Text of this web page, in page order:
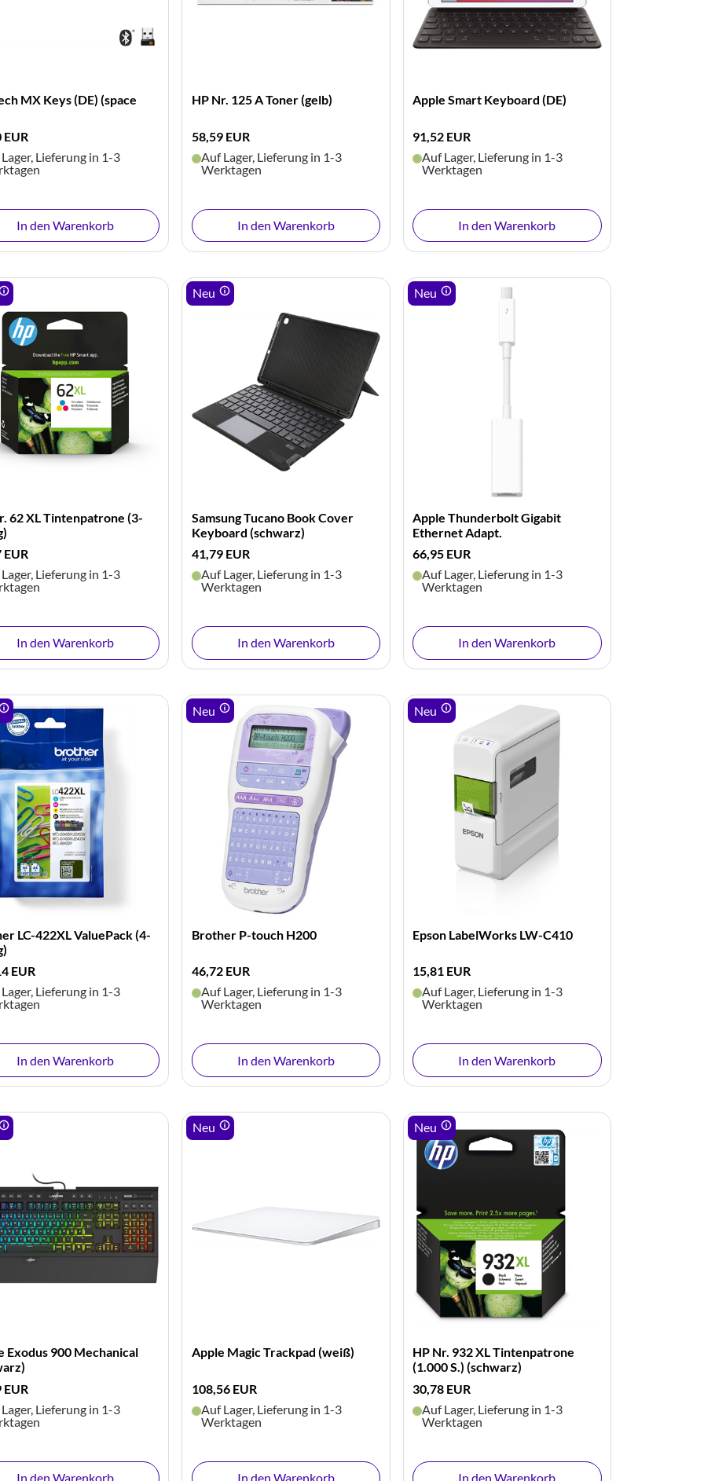
MX Keys (DE) (space
EUR
Lieferung in 1-3
In den Warenkorb
HP Nr. 125 A Toner (gelb)
58,59 EUR
Auf Lager, Lieferung in 1-3
Werktagen
In den Warenkorb
Apple Smart Keyboard (DE)
91,52 EUR
Auf Lager, Lieferung in 1-3
Werktagen
In den Warenkorb
62 XL Tintenpatrone (3-
EUR
Lieferung in 1-3
In den Warenkorb
Samsung Tucano Book Cover
Keyboard (schwarz)
41,79 EUR
Auf Lager, Lieferung in 1-3
Werktagen
In den Warenkorb
Neu
Apple Thunderbolt Gigabit
Ethernet Adapt.
66,95 EUR
Auf Lager, Lieferung in 1-3
Werktagen
In den Warenkorb
Neu
LC-422XL ValuePack (4-
EUR
Lieferung in 1-3
In den Warenkorb
Brother P-touch H200
46,72 EUR
Auf Lager, Lieferung in 1-3
Werktagen
In den Warenkorb
Neu
Epson LabelWorks LW-C410
15,81 EUR
Auf Lager, Lieferung in 1-3
Werktagen
In den Warenkorb
Neu
Exodus 900 Mechanical
EUR
Lieferung in 1-3
In den Warenkorb
Apple Magic Trackpad (weiß)
108,56 EUR
Auf Lager, Lieferung in 1-3
Werktagen
In den Warenkorb
Neu
HP Nr. 932 XL Tintenpatrone
(1.000 S.) (schwarz)
30,78 EUR
Auf Lager, Lieferung in 1-3
Werktagen
In den Warenkorb
Neu